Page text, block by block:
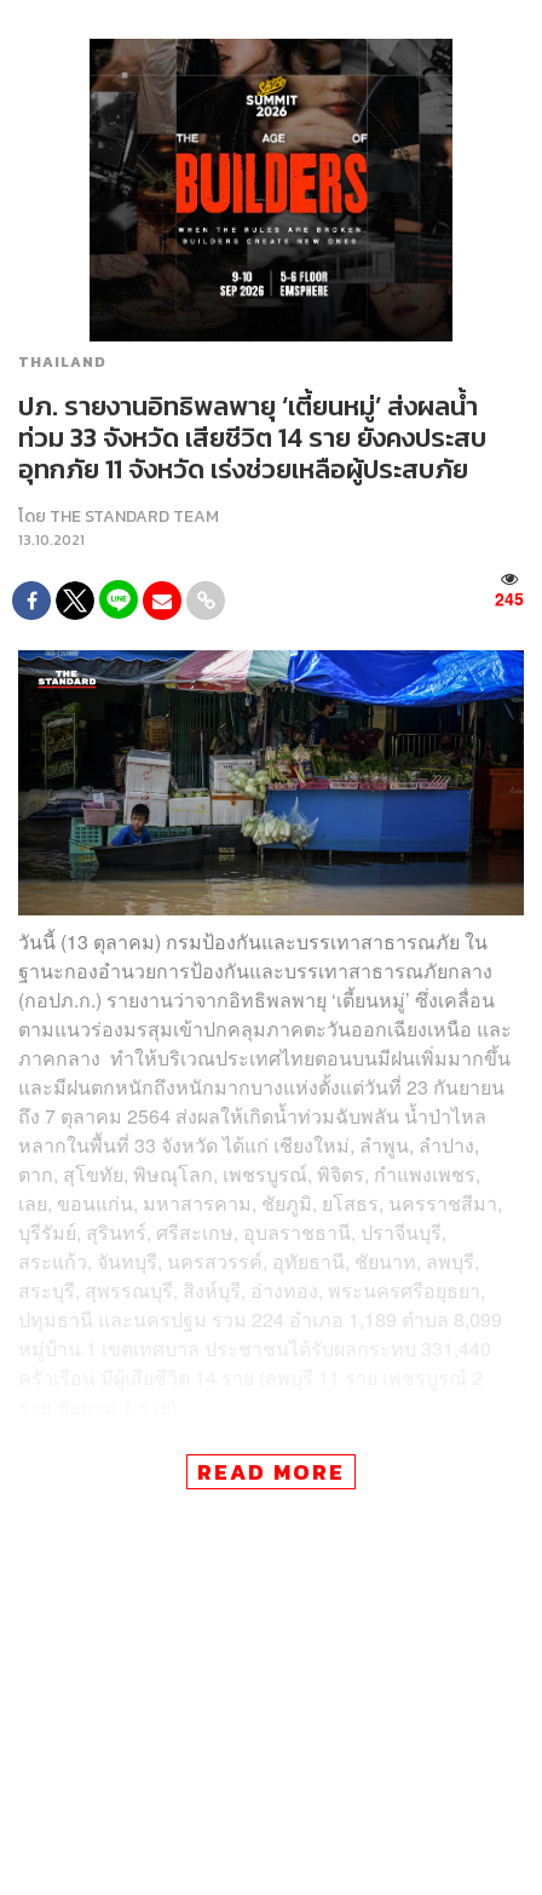
THAILAND
ปภ. รายงานอิทธิพลพายุ ‘เตี้ยนหมู่’ ส่งผลน้ำ
ท่วม 33 จังหวัด เสียชีวิต 14 ราย ยังคงประสบ
อุทกภัย 11 จังหวัด เร่งช่วยเหลือผู้ประสบภัย
โดย THE STANDARD TEAM
13.10.2021
245
วันนี้ (13 ตุลาคม) กรมป้องกันและบรรเทาสาธารณภัย ใน
ฐานะกองอำนวยการป้องกันและบรรเทาสาธารณภัยกลาง
(กอปภ.ก.) รายงานว่าจากอิทธิพลพายุ ‘เตี้ยนหมู่’ ซึ่งเคลื่อน
ตามแนวร่องมรสุมเข้าปกคลุมภาคตะวันออกเฉียงเหนือ และ
ภาคกลาง ทำให้บริเวณประเทศไทยตอนบนมีฝนเพิ่มมากขึ้น
และมีฝนตกหนักถึงหนักมากบางแห่งตั้งแต่วันที่ 23 กันยายน
ถึง 7 ตุลาคม 2564 ส่งผลให้เกิดน้ำท่วมฉับพลัน น้ำป่าไหล
หลากในพื้นที่ 33 จังหวัด ได้แก่ เชียงใหม่, ลำพูน, ลำปาง,
ตาก, สุโขทัย, พิษณุโลก, เพชรบูรณ์, พิจิตร, กำแพงเพชร,
เลย, ขอนแก่น, มหาสารคาม, ชัยภูมิ, ยโสธร, นครราชสีมา,
บุรีรัมย์, สุรินทร์, ศรีสะเกษ, อุบลราชธานี, ปราจีนบุรี,
สระแก้ว, จันทบุรี, นครสวรรค์, อุทัยธานี, ชัยนาท, ลพบุรี,
สระบุรี, สุพรรณบุรี, สิงห์บุรี, อ่างทอง, พระนครศรีอยุธยา,
ปทุมธานี และนครปฐม รวม 224 อำเภอ 1,189 ตำบล 8,099
หมู่บ้าน 1 เขตเทศบาล ประชาชนได้รับผลกระทบ 331,440
ปัจจุบันสถานการณ์คลี่คลายแล้ว 22 จังหวัด (เชียงใหม่,
ลำพูน, ลำปาง, พิจิตร, เพชรบูรณ์, ตาก, สุโขทัย, พิษณุโลก,
READ MORE